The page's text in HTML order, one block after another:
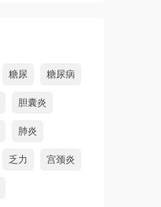
糖尿 糖尿病
胆囊炎
肺炎
乏力 宫颈炎